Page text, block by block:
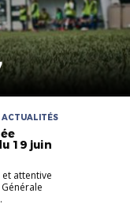
ACTUALITÉS
19 juin
et attentive
Générale